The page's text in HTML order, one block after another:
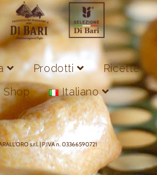
Prodotti
Ricette
Shop Italiano
s.r.l. | P.IVA n. 03366590721